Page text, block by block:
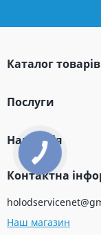
Каталог товарів
Послуги
Навігація
Контактна
Наш магазин